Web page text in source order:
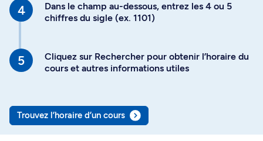
Dans le champ au-dessous, entrez les 4 ou 5
chiffres du sigle (ex. 1101)
Cliquez sur Rechercher pour obtenir l’horaire du
cours et autres informations utiles
Trouvez l’horaire d’un cours